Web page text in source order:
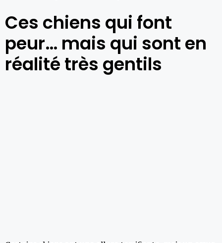
Ces chiens qui font
peur… mais qui sont en
réalité très gentils